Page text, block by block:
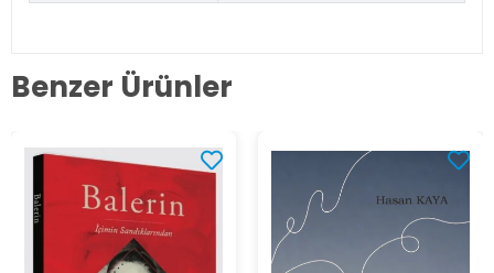
Benzer Ürünler